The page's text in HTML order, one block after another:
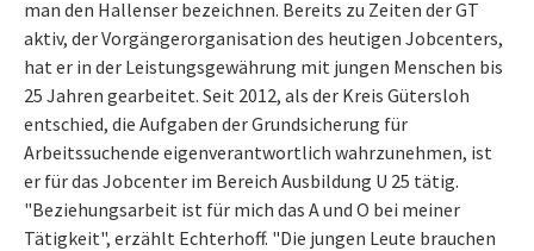
man den Hallenser bezeichnen. Bereits zu Zeiten der GT
aktiv, der Vorgängerorganisation des heutigen Jobcenters,
hat er in der Leistungsgewährung mit jungen Menschen bis
25 Jahren gearbeitet. Seit 2012, als der Kreis Gütersloh
entschied, die Aufgaben der Grundsicherung für
Arbeitssuchende eigenverantwortlich wahrzunehmen, ist
er für das Jobcenter im Bereich Ausbildung U 25 tätig.
"Beziehungsarbeit ist für mich das A und O bei meiner
Tätigkeit", erzählt Echterhoff. "Die jungen Leute brauchen